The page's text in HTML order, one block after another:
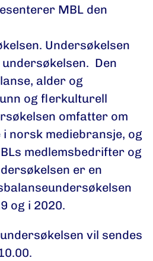
MBL den
Undersøkelsen
Den
alder og
og flerkulturell
omfatter om
norsk mediebransje, og
medlemsbedrifter og
er en
og i 2020.
vil sendes